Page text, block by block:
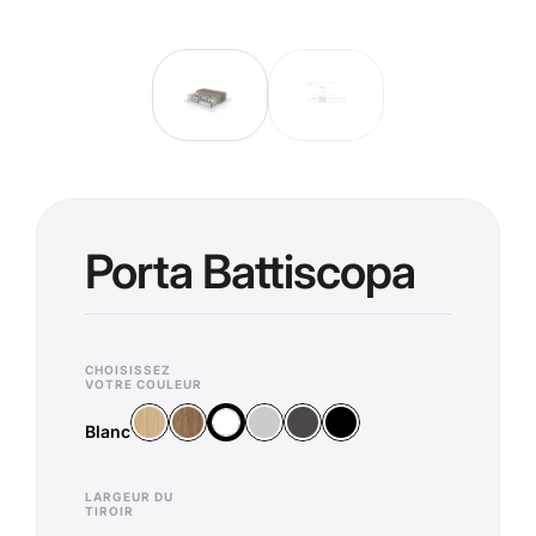
Porta Battiscopa
CHOISISSEZ
VOTRE COULEUR
Blanc
Bois Vicenza
Bois Old Oak
BlancArgentAnthracite
Noir
LARGEUR DU
TIROIR